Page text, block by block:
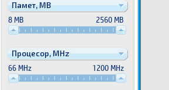
Памет, MB
8 MB 2560 MB
Процесор, MHz
66 MHz 1200 MHz